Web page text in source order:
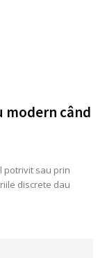
modern când
potrivit sau prin
discrete dau